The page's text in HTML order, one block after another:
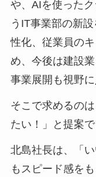
や、AIを使った
うIT事業部の新
性化、従業員の
め、今後は建設
事業展開も視野
そこで求めるの
たい！」と提案
北島社長は、「
もスピード感を